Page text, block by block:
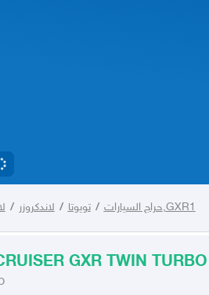
حراج السيارات / تويوتا / لاندكروزر / لاندكروزر,GXR1
GXR TWIN